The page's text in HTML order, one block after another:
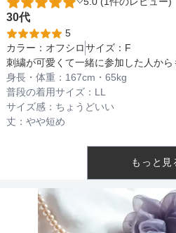
備考
素材
仕様
透け感
30代
5
カラー： オフシロサイズ： F
刺繍が可愛くて一緒に参加した人から
身長・体重： 167cm・ 65kg
普段の着用サイズ： LL
サイズ感： ちょうどいい
丈： やや短め
もっと見